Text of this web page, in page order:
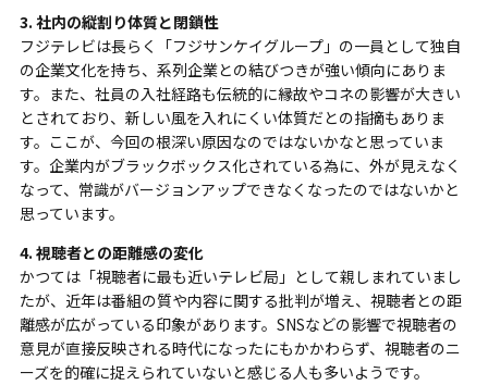
3. 社内の縦割り体質と閉鎖性
フジテレビは長らく「フジサンケイグループ」の一員として独自
の企業文化を持ち、系列企業との結びつきが強い傾向にありま
す。また、社員の入社経路も伝統的に縁故やコネの影響が大きい
とされており、新しい風を入れにくい体質だとの指摘もありま
す。ここが、今回の根深い原因なのではないかなと思っていま
す。企業内がブラックボックス化されている為に、外が見えなく
なって、常識がバージョンアップできなくなったのではないかと
思っています。
4. 視聴者との距離感の変化
かつては「視聴者に最も近いテレビ局」として親しまれていまし
たが、近年は番組の質や内容に関する批判が増え、視聴者との距
離感が広がっている印象があります。SNSなどの影響で視聴者の
意見が直接反映される時代になったにもかかわらず、視聴者のニ
ーズを的確に捉えられていないと感じる人も多いようです。